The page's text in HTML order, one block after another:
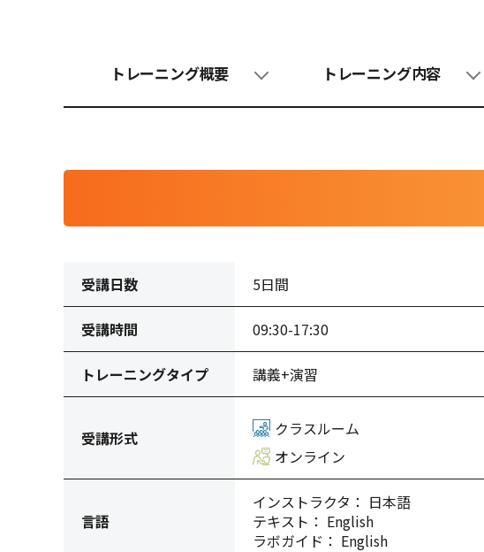
トレーニング概要 トレーニング内容
受講日数 5日間
受講時間 09:30-17:30
トレーニングタイプ 講義+演習
受講形式
クラスルーム
オンライン
言語
インストラクタ： 日本語
テキスト： English
ラボガイド： English